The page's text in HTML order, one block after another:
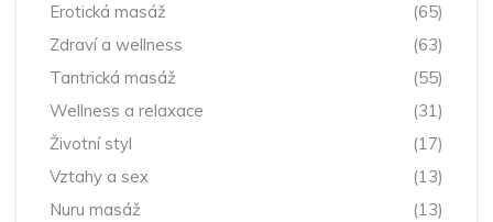
Erotická masáž
(65)
Zdraví a wellness
(63)
Tantrická masáž
(55)
Wellness a relaxace
(31)
Životní styl
(17)
Vztahy a sex
(13)
Nuru masáž
(13)